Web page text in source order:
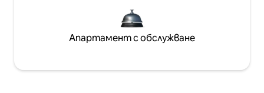
Апартамент с обслужване